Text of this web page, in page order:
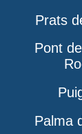
Prats
Pont
Palma